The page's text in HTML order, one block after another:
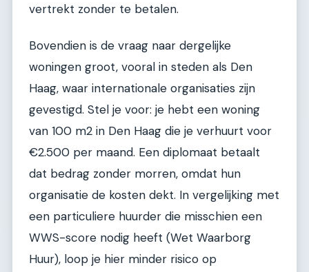
vertrekt zonder te betalen.
Bovendien is de vraag naar dergelijke
woningen groot, vooral in steden als Den
Haag, waar internationale organisaties zijn
gevestigd. Stel je voor: je hebt een woning
van 100 m2 in Den Haag die je verhuurt voor
€2.500 per maand. Een diplomaat betaalt
dat bedrag zonder morren, omdat hun
organisatie de kosten dekt. In vergelijking met
een particuliere huurder die misschien een
WWS-score nodig heeft (Wet Waarborg
Huur), loop je hier minder risico op